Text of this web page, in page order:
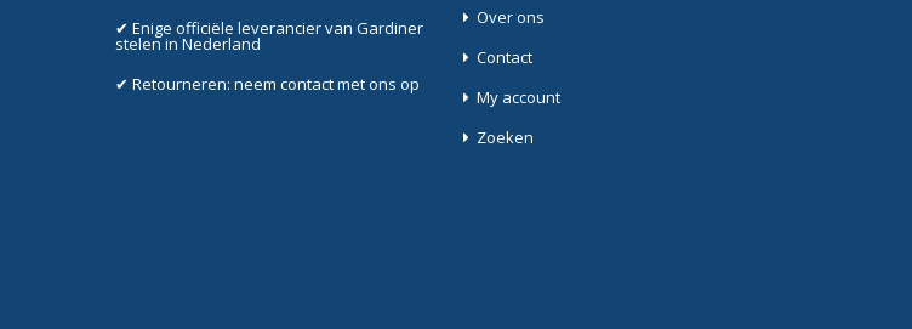
✔ Enige officiële leverancier van Gardiner
stelen in Nederland
✔ Retourneren: neem contact met ons op
Over ons
Contact
My account
Zoeken